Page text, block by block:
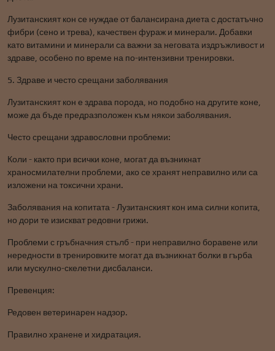
Лузитанският кон се нуждае от балансирана диета с достатъчно
фибри (сено и трева), качествен фураж и минерали. Добавки
като витамини и минерали са важни за неговата издръжливост и
здраве, особено по време на по-интензивни тренировки.
5. Здраве и често срещани заболявания
Лузитанският кон е здрава порода, но подобно на другите коне,
може да бъде предразположен към някои заболявания.
Често срещани здравословни проблеми:
Коли - както при всички коне, могат да възникнат
храносмилателни проблеми, ако се хранят неправилно или са
изложени на токсични храни.
Заболявания на копитата - Лузитанският кон има силни копита,
но дори те изискват редовни грижи.
Проблеми с гръбначния стълб - при неправилно боравене или
нередности в тренировките могат да възникнат болки в гърба
или мускулно-скелетни дисбаланси.
Превенция:
Редовен ветеринарен надзор.
Правилно хранене и хидратация.